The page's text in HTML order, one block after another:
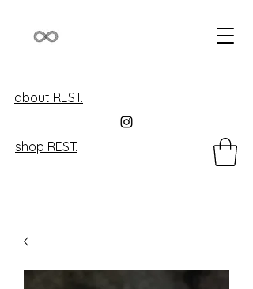
about REST.
shop REST.